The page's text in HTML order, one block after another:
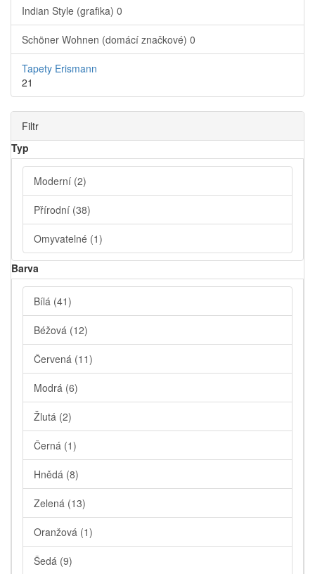
Indian Style (grafika) 0
Schöner Wohnen (domácí značkové) 0
Tapety Erismann
21
Filtr
Typ
Moderní (2)
Přírodní (38)
Omyvatelné (1)
Barva
Bílá (41)
Béžová (12)
Červená (11)
Modrá (6)
Žlutá (2)
Černá (1)
Hnědá (8)
Zelená (13)
Oranžová (1)
Šedá (9)